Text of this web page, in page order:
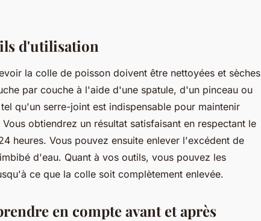
d'utilisation
la colle de poisson doivent être nettoyées et sèches
par couche à l'aide d'une spatule, d'un pinceau ou
qu'un serre-joint est indispensable pour maintenir
obtiendrez un résultat satisfaisant en respectant le
heures. Vous pouvez ensuite enlever l'excédent de
d'eau. Quant à vos outils, vous pouvez les
ce que la colle soit complètement enlevée.
en compte avant et après